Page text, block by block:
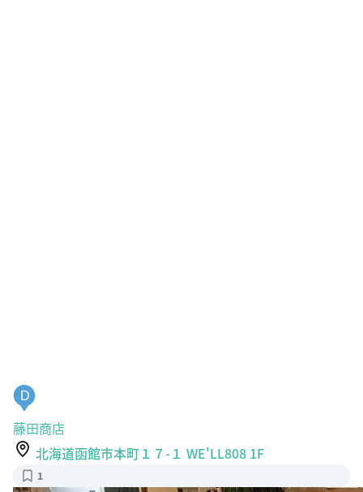
D
藤田商店
北海道函館市本町１７-１ WE'LL808 1F
1